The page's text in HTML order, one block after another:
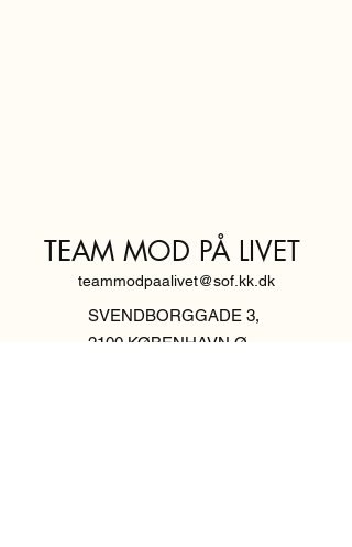
TEAM MOD PÅ LIVET
teammodpaalivet@sof.kk.dk
SVENDBORGGADE 3,
2100 KØBENHAVN Ø